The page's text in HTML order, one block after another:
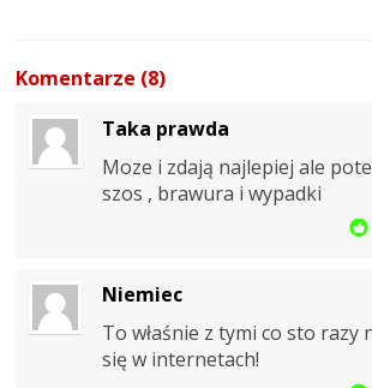
Komentarze (8)
Taka prawda
Moze i zdają najlepiej ale
szos , brawura i wypadki
Niemiec
To właśnie z tymi co sto razy
się w internetach!